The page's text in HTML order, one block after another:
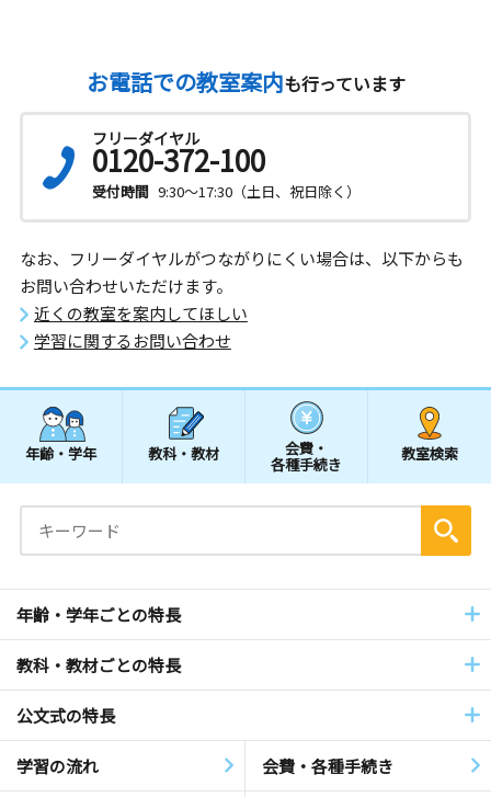
お電話での教室案内も行っています
フリーダイヤル
0120-372-100
受付時間 9:30～17:30（土日、祝日除く）
なお、フリーダイヤルがつながりにくい場合は、以下からも
お問い合わせいただけます。
近くの教室を案内してほしい
学習に関するお問い合わせ
年齢・学年 教科・教材 会費・
各種手続き
教室検索
年齢・学年ごとの特長
教科・教材ごとの特長
公文式の特長
学習の流れ 会費・各種手続き